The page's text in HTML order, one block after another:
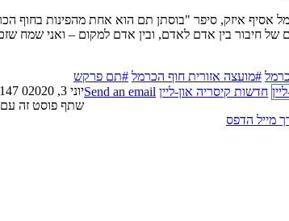
אסיף איזק, סיפר "בוסתן תם הוא אחת מהפינות בחוף
חיבור בין אדם לאדם, ובין אדם למקום – ואני שמח
#מועצה אזורית חוף הכרמל #תם פרקש
חדשות קיסריה און-ליין Send an emailיוני 3, 2020 0
שתף פוסט זה
מייל הדפס